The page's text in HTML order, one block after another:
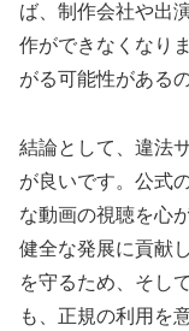
ば、制作会社や出
作ができなくなり
がる可能性がある
結論として、違法
が良いです。公式
な動画の視聴を心
健全な発展に貢献
を守るため、そし
も、正規の利用を